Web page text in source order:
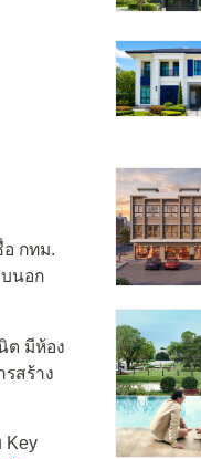
กทม.
บนอก
ต มีห้อง
สร้าง
Key